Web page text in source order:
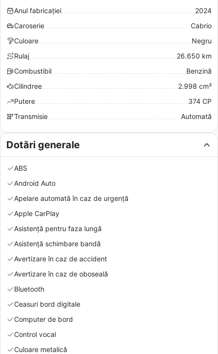
Anul fabricației
2024
Caroserie
Cabrio
Culoare
Negru
Rulaj
26.650 km
Combustibil
Benzină
Cilindree
2.998 cm³
Putere
374 CP
Transmisie
Automată
Dotări generale
ABS
Android Auto
Apelare automată în caz de urgență
Apple CarPlay
Asistență pentru faza lungă
Asistență schimbare bandă
Avertizare în caz de accident
Avertizare în caz de oboseală
Bluetooth
Ceasuri bord digitale
Computer de bord
Control vocal
Culoare metalică